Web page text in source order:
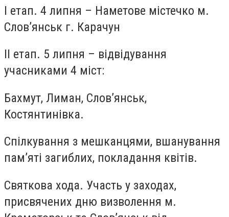
І етап. 4 липня – Наметове містечко м.
Слов’янськ г. Карачун
II етап. 5 липня – відвідування
учасниками 4 міст:
Бахмут, Лиман, Слов’янськ,
Костянтинівка.
Спілкування з мешканцями, вшанування
пам’яті загиблих, покладання квітів.
Святкова хода. Участь у заходах,
присвячених дню визволення м.